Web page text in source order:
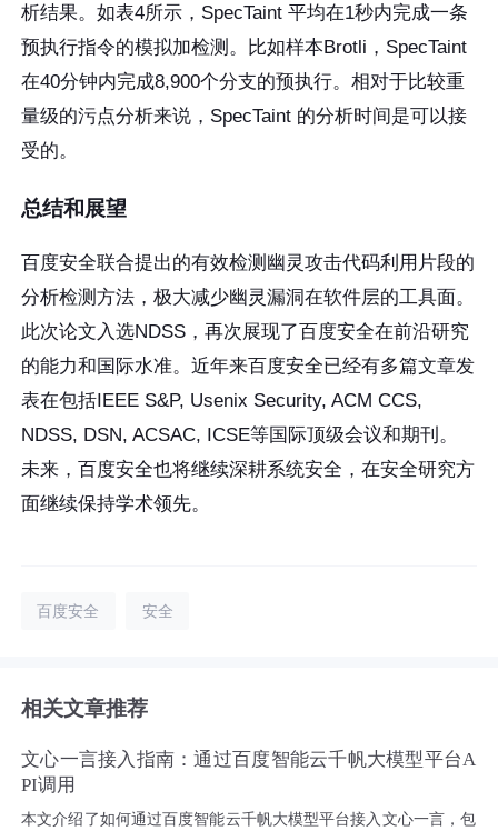
析结果。如表4所示，SpecTaint 平均在1秒内完成一条
预执行指令的模拟加检测。比如样本Brotli，SpecTaint
在40分钟内完成8,900个分支的预执行。相对于比较重
量级的污点分析来说，SpecTaint 的分析时间是可以接
受的。
总结和展望
百度安全联合提出的有效检测幽灵攻击代码利用片段的
分析检测方法，极大减少幽灵漏洞在软件层的工具面。
此次论文入选NDSS，再次展现了百度安全在前沿研究
的能力和国际水准。近年来百度安全已经有多篇文章发
表在包括IEEE S&P, Usenix Security, ACM CCS,
NDSS, DSN, ACSAC, ICSE等国际顶级会议和期刊。
未来，百度安全也将继续深耕系统安全，在安全研究方
面继续保持学术领先。
百度安全 安全
相关文章推荐
文心一言接入指南：通过百度智能云千帆大模型平台A
PI调用
本文介绍了如何通过百度智能云千帆大模型平台接入文心一言，包